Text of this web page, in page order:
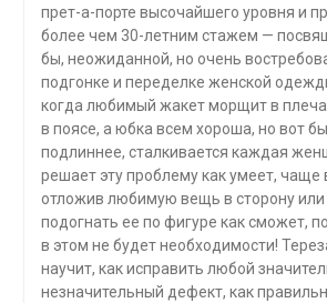
прет-а-порте высочайшего уровня и
более чем 30-летним стажем —
бы, неожиданной, но очень
подгонке и переделке жен­ской
когда любимый жакет морщит в
в поясе, а юбка всем хороша, но вот
подлиннее, сталкивается каждая
решает эту проблему как умеет, чаще
отложив любимую вещь в сторону или
подогнать ее по фигуре как сможет,
в этом не будет необходимости!
научит, как исправить любой
незначительный дефект, как